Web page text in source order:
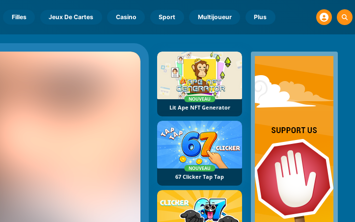
Filles Jeux De Cartes Casino Sport Multijoueur Plus
NOUVEAU
Lit Ape NFT Generator
NOUVEAU
67 Clicker Tap Tap